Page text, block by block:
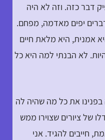
דבר כזה. וזה לא היה
יפים מאדמה, מפחם.
אמנית, היא מלאת חיים
לא הבנתי למה היא כל
את כל מה שהיה לה
של ציורים שצוירו ממש
חייבים להגיד. אני